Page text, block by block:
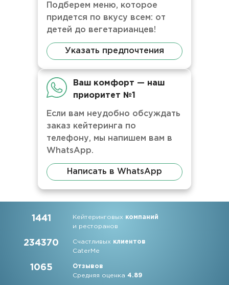
Подберем меню, которое
придется по вкусу всем: от
детей до вегетарианцев!
Указать предпочтения
Ваш комфорт — наш
приоритет №1
Если вам неудобно обсуждать
заказ кейтеринга по
телефону, мы напишем вам в
WhatsApp.
Написать в WhatsApp
1441 Кейтеринговых компаний
и ресторанов
234370 Счастливых клиентов
CaterMe
1065
Отзывов
Средняя оценка4.89